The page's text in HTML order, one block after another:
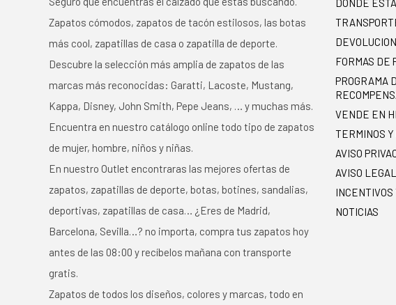
Zapatos cómodos, zapatos de tacón estilosos, las botas
más cool, zapatillas de casa o zapatilla de deporte.
Descubre la selección más amplia de zapatos de las
marcas más reconocidas: Garatti, Lacoste, Mustang,
Kappa, Disney, John Smith, Pepe Jeans, … y muchas más.
Encuentra en nuestro catálogo online todo tipo de zapatos
de mujer, hombre, niños y niñas.
En nuestro Outlet encontraras las mejores ofertas de
zapatos, zapatillas de deporte, botas, botines, sandalias,
deportivas, zapatillas de casa… ¿Eres de Madrid,
Barcelona, Sevilla…? no importa, compra tus zapatos hoy
antes de las 08:00 y recíbelos mañana con transporte
gratis.
Zapatos de todos los diseños, colores y marcas, todo en
DONDE
FORMAS DE
PROGRAMA
VENDE EN
TERMINOS Y
AVISO
AVISO LEGAL
NOTICIAS